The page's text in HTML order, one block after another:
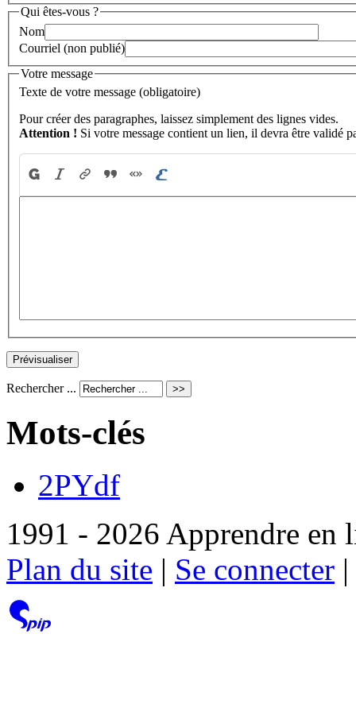
Qui êtes-vous ?
Nom
Courriel (non publié)
Votre message
Texte de votre message (obligatoire)
Pour créer des paragraphes, laissez simplement des lignes vides.
Attention ! Si votre message contient un lien, il devra être validé
Rechercher ...
Mots-clés
2PYdf
1991 - 2026 Apprendre en
Plan du site | Se connecter |